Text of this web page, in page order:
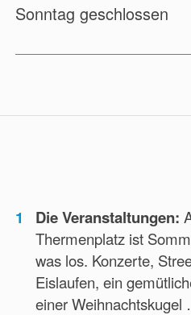
Sonntag geschlossen
1 Die Veranstaltungen:
Thermenplatz ist
was los. Konzerte,
Eislaufen, ein
einer